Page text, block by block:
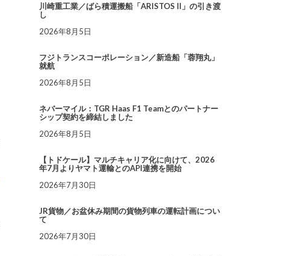
川崎重工業／ばら積運搬船「ARISTOS II」の引き渡
し
2026年8月5日
フジトランスコーポレーション／新造船「蓉翔丸」
就航
2026年8月5日
ネバーマイル：TGR Haas F1 Teamとのパートナー
シップ契約を締結しました
2026年8月5日
【トドケール】マルチキャリア化に向けて、2026
年7月よりヤマト運輸とのAPI連携を開始
2026年7月30日
JR貨物／お盆休み期間の貨物列車の運転計画につい
て
2026年7月30日